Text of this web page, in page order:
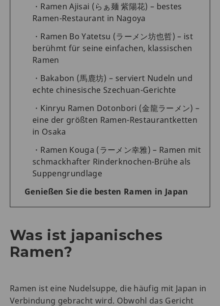
Ramen Ajisai (らぁ麺 紫陽花) – bestes
Ramen-Restaurant in Nagoya
Ramen Bo Yatetsu (ラーメン坊也哲) – ist
berühmt für seine einfachen, klassischen
Ramen
Bakabon (馬鹿坊) – serviert Nudeln und
echte chinesische Szechuan-Gerichte
Kinryu Ramen Dotonbori (金龍ラーメン) –
eine der größten Ramen-Restaurantketten
in Osaka
Ramen Kouga (ラーメン幸雅) – Ramen mit
schmackhafter Rinderknochen-Brühe als
Suppengrundlage
Genießen Sie die besten Ramen in Japan
Was ist japanisches
Ramen?
Ramen ist eine Nudelsuppe, die häufig mit Japan in
Verbindung gebracht wird. Obwohl das Gericht